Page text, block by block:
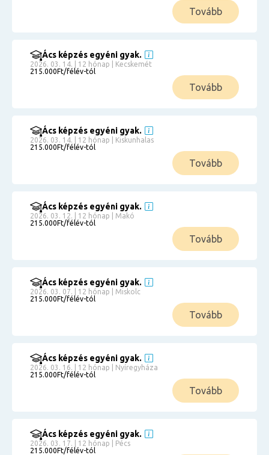
Tovább
Ács képzés egyéni gyak.
2026. 03. 14. | 12 hónap | Kecskemét
215.000Ft/félév-tól
Tovább
Ács képzés egyéni gyak.
2026. 03. 14. | 12 hónap | Kiskunhalas
215.000Ft/félév-tól
Tovább
Ács képzés egyéni gyak.
2026. 03. 12. | 12 hónap | Makó
215.000Ft/félév-tól
Tovább
Ács képzés egyéni gyak.
2026. 03. 07. | 12 hónap | Miskolc
215.000Ft/félév-tól
Tovább
Ács képzés egyéni gyak.
2026. 03. 16. | 12 hónap | Nyíregyháza
215.000Ft/félév-tól
Tovább
Ács képzés egyéni gyak.
2026. 03. 17. | 12 hónap | Pécs
215.000Ft/félév-tól